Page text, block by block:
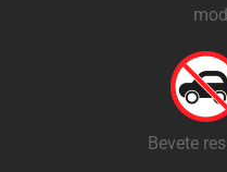
Bevete